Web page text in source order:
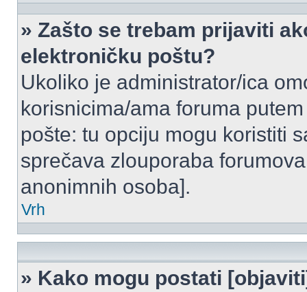
» Zašto se trebam prijaviti
elektroničku poštu?
Ukoliko je administrator/ica
korisnicima/ama foruma
pošte: tu opciju mogu koristiti
sprečava zlouporaba
anonimnih osoba].
Vrh
» Kako mogu postati